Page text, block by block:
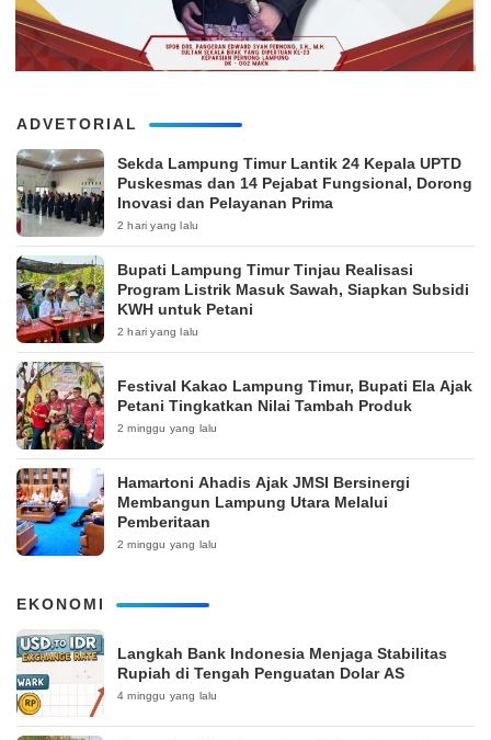
ADVETORIAL
‎Sekda Lampung Timur Lantik 24 Kepala UPTD
Puskesmas dan 14 Pejabat Fungsional, Dorong
Inovasi dan Pelayanan Prima
2 hari yang lalu
Bupati Lampung Timur Tinjau Realisasi
Program Listrik Masuk Sawah, Siapkan Subsidi
KWH untuk Petani
2 hari yang lalu
‎Festival Kakao Lampung Timur, Bupati Ela Ajak
Petani Tingkatkan Nilai Tambah Produk
2 minggu yang lalu
Hamartoni Ahadis Ajak JMSI Bersinergi
Membangun Lampung Utara Melalui
Pemberitaan
2 minggu yang lalu
EKONOMI
Langkah Bank Indonesia Menjaga Stabilitas
Rupiah di Tengah Penguatan Dolar AS
4 minggu yang lalu